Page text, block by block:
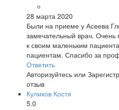
28 марта 2020
Были на приеме у Асеева
замечательный врач.
к своим маленьким
пациентам. Спасибо за
Ответить
Авторизуйтесь или
отзыв
Куликов Костя
5.0